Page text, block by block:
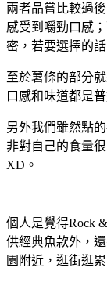
兩者品嘗比較過
感受到嚼勁口感
密，若要選擇的
至於薯條的部分
口感和味道都是
另外我們雖然點
非對自己的食量
XD。
個人是覺得Rock
供經典魚款外，
園附近，逛街逛